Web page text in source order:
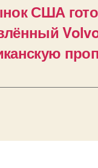
США